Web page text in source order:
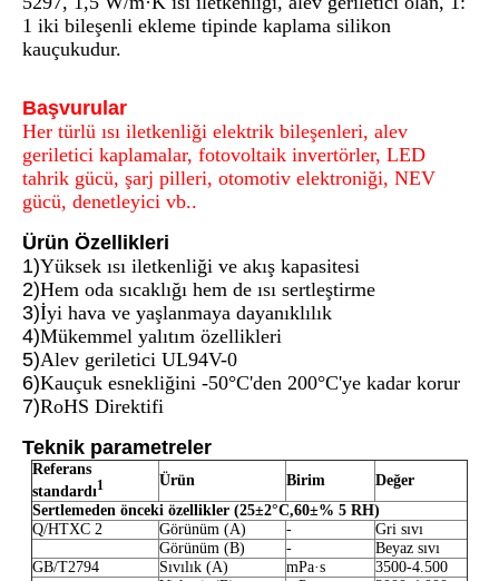
1 iki bileşenli ekleme tipinde kaplama silikon
kauçukudur.
Başvurular
Her türlü ısı iletkenliği elektrik bileşenleri, alev
geriletici kaplamalar, fotovoltaik invertörler, LED
tahrik gücü, şarj pilleri, otomotiv elektroniği, NEV
gücü, denetleyici vb..
Ürün Özellikleri
1)Yüksek ısı iletkenliği ve akış kapasitesi
2)Hem oda sıcaklığı hem de ısı sertleştirme
3)İyi hava ve yaşlanmaya dayanıklılık
4)Mükemmel yalıtım özellikleri
5)Alev geriletici UL94V-0
6)Kauçuk esnekliğini -50°C'den 200°C'ye kadar korur
7)RoHS Direktifi
Teknik parametreler
Referans
standardı1 Ürün Birim
Değer
Sertlemeden önceki özellikler (25±2°C,60±% 5 RH)
Q/HTXC 2
Görünüm (A) -
Gri sıvı
Görünüm (B)
-
Beyaz sıvı
GB/T2794
Sıvılık (A) mPa·s
3500-4.500